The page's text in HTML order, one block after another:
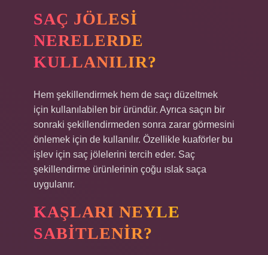
SAÇ JÖLESI
NERELERDE
KULLANILIR?
Hem şekillendirmek hem de saçı düzeltmek
için kullanılabilen bir üründür. Ayrıca saçın bir
sonraki şekillendirmeden sonra zarar görmesini
önlemek için de kullanılır. Özellikle kuaförler bu
işlev için saç jölelerini tercih eder. Saç
şekillendirme ürünlerinin çoğu ıslak saça
uygulanır.
KAŞLARI NEYLE
SABITLENIR?